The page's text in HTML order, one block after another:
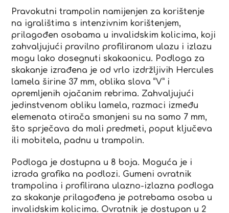
Pravokutni trampolin namijenjen za korištenje
na igralištima s intenzivnim korištenjem,
prilagođen osobama u invalidskim kolicima, koji
zahvaljujući pravilno profiliranom ulazu i izlazu
mogu lako dosegnuti skakaonicu. Podloga za
skakanje izrađena je od vrlo izdržljivih Hercules
lamela širine 37 mm, oblika slova “V” i
opremljenih ojačanim rebrima. Zahvaljujući
jedinstvenom obliku lamela, razmaci između
elemenata otirača smanjeni su na samo 7 mm,
što sprječava da mali predmeti, poput ključeva
ili mobitela, padnu u trampolin.
Podloga je dostupna u 8 boja. Moguća je i
izrada grafika na podlozi. Gumeni ovratnik
trampolina i profilirana ulazno-izlazna podloga
za skakanje prilagođena je potrebama osoba u
invalidskim kolicima. Ovratnik je dostupan u 2